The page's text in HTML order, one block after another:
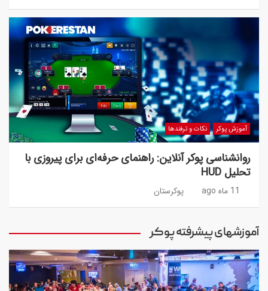
آموزش پوکر نکات و ترفندها
روانشناسی پوکر آنلاین: راهنمای حرفه‌ای برای پیروزی با
تحلیل HUD
11 ماه ago پوکرستان
آموزشهای پیشرفته پوکر